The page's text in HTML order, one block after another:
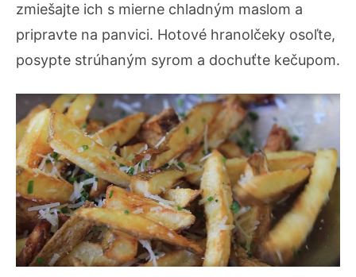
zmiešajte ich s mierne chladným maslom a
pripravte na panvici. Hotové hranolčeky osoľte,
posypte strúhaným syrom a dochuťte kečupom.